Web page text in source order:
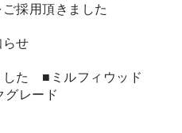
採用頂きました
せ
した ■ミルフィウッド
グレード